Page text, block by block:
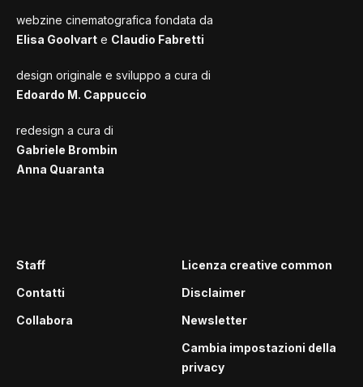
webzine cinematografica fondata da
Elisa Goolvart e Claudio Fabretti
design originale e sviluppo a cura di
Edoardo M. Cappuccio
redesign a cura di
Gabriele Brombin
Anna Quaranta
Staff
Contatti
Collabora
Licenza creative common
Disclaimer
Newsletter
Cambia impostazioni della
privacy